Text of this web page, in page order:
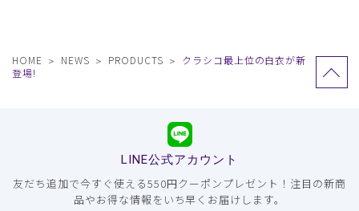
HOME NEWS PRODUCTS
クラシコ最上位の白衣が新
登場!
LINE公式アカウント
友だち追加で今すぐ使える550円クーポンプレゼント！注目の新商
品やお得な情報をいち早くお届けします。